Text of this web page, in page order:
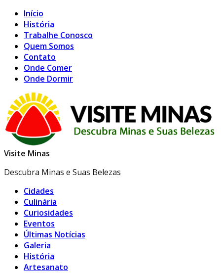
Início
História
Trabalhe Conosco
Quem Somos
Contato
Onde Comer
Onde Dormir
Visite Minas
Descubra Minas e Suas Belezas
Cidades
Culinária
Curiosidades
Eventos
Últimas Notícias
Galeria
História
Artesanato